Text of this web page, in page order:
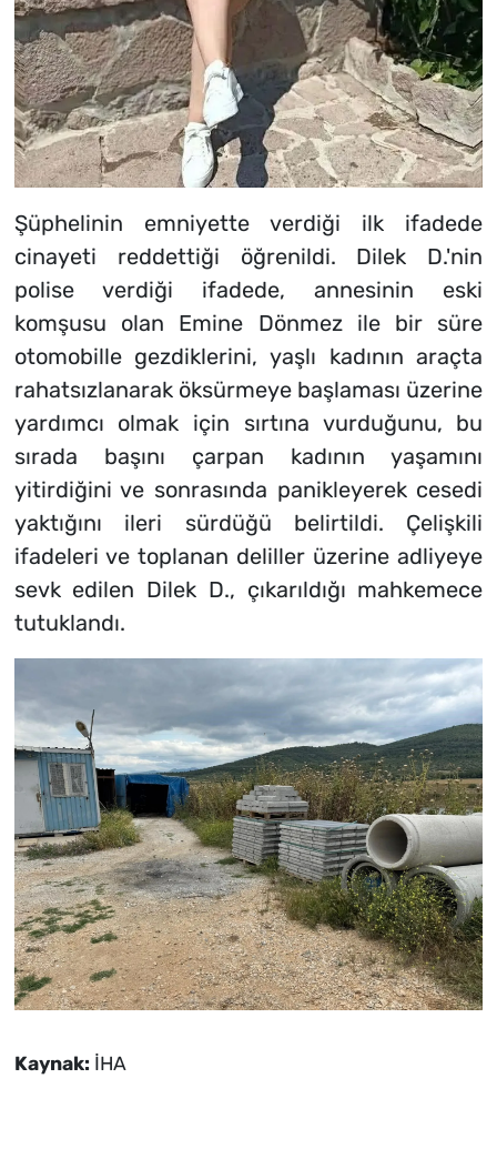
Şüphelinin emniyette verdiği ilk ifadede
cinayeti reddettiği öğrenildi. Dilek D.'nin
polise verdiği ifadede, annesinin eski
komşusu olan Emine Dönmez ile bir süre
otomobille gezdiklerini, yaşlı kadının araçta
rahatsızlanarak öksürmeye başlaması üzerine
yardımcı olmak için sırtına vurduğunu, bu
sırada başını çarpan kadının yaşamını
yitirdiğini ve sonrasında panikleyerek cesedi
yaktığını ileri sürdüğü belirtildi. Çelişkili
ifadeleri ve toplanan deliller üzerine adliyeye
sevk edilen Dilek D., çıkarıldığı mahkemece
tutuklandı.
Kaynak: İHA